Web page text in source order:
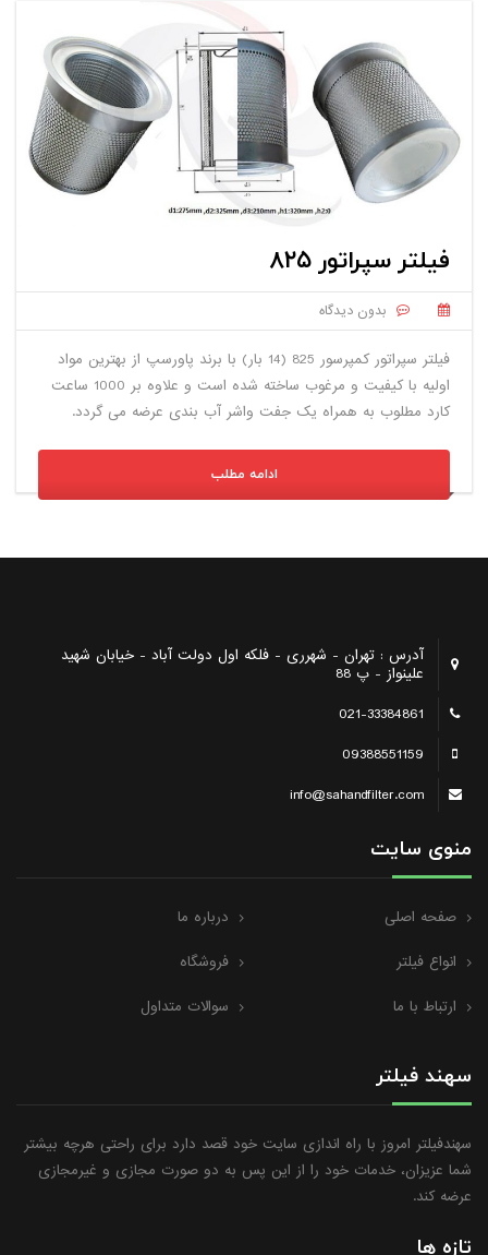
فیلتر سپراتور ۸۲۵
بدون دیدگاه
فیلتر سپراتور کمپرسور 825 (14 بار) با برند پاورسپ از بهترین مواد
اولیه با کیفیت و مرغوب ساخته شده است و علاوه بر 1000 ساعت
کارد مطلوب به همراه یک جفت واشر آب بندی عرضه می گردد.
ادامه مطلب
آدرس : تهران - شهرری - فلکه اول دولت آباد - خیابان شهید
علینواز - پ 88
021-33384861
09388551159
info@sahandfilter.com
منوی سایت
صفحه اصلی درباره ما
انواع فیلتر فروشگاه
ارتباط با ما سوالات متداول
سهند فیلتر
سهندفیلتر امروز با راه اندازی سایت خود قصد دارد برای راحتی هرچه بیشتر
شما عزیزان، خدمات خود را از این پس به دو صورت مجازی و غیرمجازی
عرضه کند.
تازه ها